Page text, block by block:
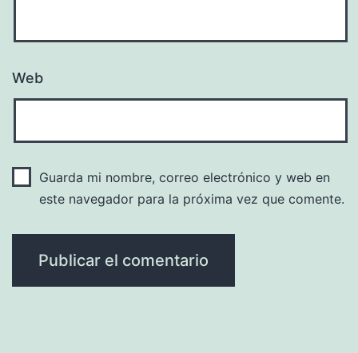
Web
Guarda mi nombre, correo electrónico y web en
este navegador para la próxima vez que comente.